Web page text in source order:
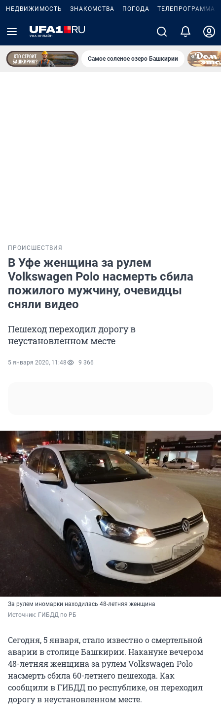
НЕДВИЖИМОСТЬ ЗНАКОМСТВА ПОГОДА ТЕЛЕПРОГРАММА
Самое соленое озеро Башкирии
ПРОИСШЕСТВИЯ
В Уфе женщина за рулем
Volkswagen Polo насмерть сбила
пожилого мужчину, очевидцы
сняли видео
Пешеход переходил дорогу в
неустановленном месте
5 января 2020, 11:48 9 366
За рулем иномарки находилась 48-летняя женщина
Источник: ГИБДД по РБ
Сегодня, 5 января, стало известно о смертельной
аварии в столице Башкирии. Накануне вечером
48-летняя женщина за рулем Volkswagen Polo
насмерть сбила 60-летнего пешехода. Как
сообщили в ГИБДД по республике, он переходил
дорогу в неустановленном месте.